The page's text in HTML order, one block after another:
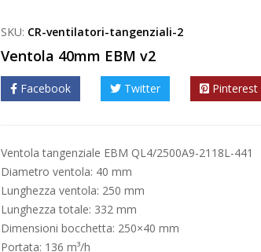
SKU: CR-ventilatori-tangenziali-2
Ventola 40mm EBM v2
Facebook Twitter Pinterest
Ventola tangenziale EBM QL4/2500A9-2118L-441
Diametro ventola: 40 mm
Lunghezza ventola: 250 mm
Lunghezza totale: 332 mm
Dimensioni bocchetta: 250×40 mm
Portata: 136 m³/h